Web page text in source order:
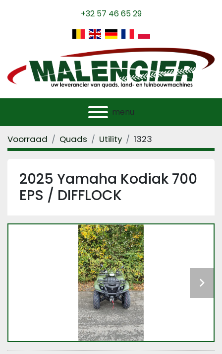
+32 57 46 65 29
menu
Voorraad Quads Utility 1323
2025 Yamaha Kodiak 700
EPS / DIFFLOCK